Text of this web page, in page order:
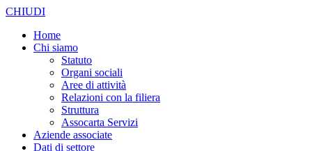
CHIUDI
Home
Chi siamo
Statuto
Organi sociali
Aree di attività
Relazioni con la filiera
Struttura
Assocarta Servizi
Aziende associate
Dati di settore